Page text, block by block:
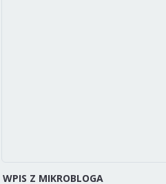
WPIS Z MIKROBLOGA